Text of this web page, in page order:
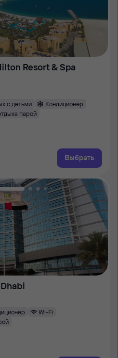
Resort & Spa
с детьми
Кондиционер
парой
Выбрать
Wi-Fi